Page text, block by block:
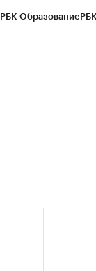
РБК Образование